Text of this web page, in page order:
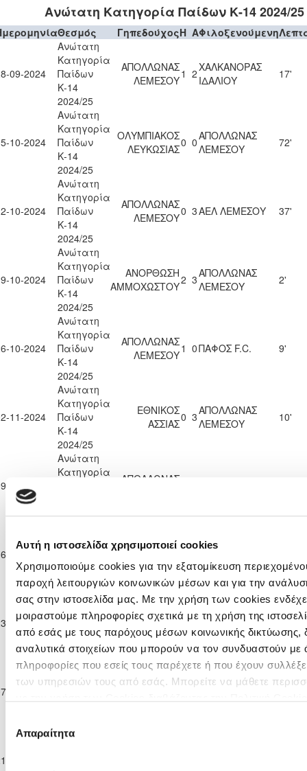
Αυτή η ιστοσελίδα χρησιμοποιεί cookies
Χρησιμοποιούμε cookies για την εξατομίκευση
παροχή λειτουργιών κοινωνικών μέσων και για την
σας στην ιστοσελίδα μας. Με την χρήση των cookies
μοιραστούμε πληροφορίες σχετικά με τη χρήση της
από εσάς με τους παρόχους μέσων κοινωνικής δικτύωσης,
αναλυτικά στοιχείων που μπορούν να τον συνδυαστούν με
πληροφορίες που εσείς τους παρέχετε ή που έχουν
των υπηρεσιών τους από εσάς. Μπορείτε να μάθετε
συγκατάθεσης
Απαραίτητα
Ανώτατη Κατηγορία Παίδων Κ-14 2024/25
Θεσμός ΓηπεδούχοςH AΦιλοξενούμενη
09-2024
Ανώτατη
Κατηγορία
Παίδων
Κ-14
2024/25
ΑΠΟΛΛΩΝΑΣ
ΛΕΜΕΣΟΥ1 2ΧΑΛΚΑΝΟΡΑΣ
ΙΔΑΛΙΟΥ
17'
10-2024
Ανώτατη
Κατηγορία
Παίδων
Κ-14
2024/25
ΟΛΥΜΠΙΑΚΟΣ
ΛΕΥΚΩΣΙΑΣ0 0ΑΠΟΛΛΩΝΑΣ
ΛΕΜΕΣΟΥ
72'
10-2024
Ανώτατη
Κατηγορία
Παίδων
Κ-14
2024/25
ΑΠΟΛΛΩΝΑΣ
ΛΕΜΕΣΟΥ0 3ΑΕΛ ΛΕΜΕΣΟΥ 37'
10-2024
Ανώτατη
Κατηγορία
Παίδων
Κ-14
2024/25
ΑΝΟΡΘΩΣΗ
ΑΜΜΟΧΩΣΤΟΥ2 3ΑΠΟΛΛΩΝΑΣ
ΛΕΜΕΣΟΥ
2'
10-2024
Ανώτατη
Κατηγορία
Παίδων
Κ-14
2024/25
ΑΠΟΛΛΩΝΑΣ
ΛΕΜΕΣΟΥ1 0ΠΑΦΟΣ F.C. 9'
11-2024
Ανώτατη
Κατηγορία
Παίδων
Κ-14
2024/25
ΕΘΝΙΚΟΣ
ΑΣΣΙΑΣ0 3ΑΠΟΛΛΩΝΑΣ
ΛΕΜΕΣΟΥ
10'
11-2024
Ανώτατη
Κατηγορία
2024/25
ΑΠΟΛΛΩΝΑΣ
11-2024
Κατηγορία
Κ-14
2024/25
ΑΟΑΝ ΑΓΙΑΣ
ΝΑΠΑΣ
ΑΠΟΛΛΩΝΑΣ
ΛΕΜΕΣΟΥ
11-2024
Ανώτατη
Κατηγορία
Παίδων
Κ-14
2024/25
ΑΠΟΛΛΩΝΑΣ
ΛΕΜΕΣΟΥ2 0 ΑΠΟΕΛ
ΛΕΥΚΩΣΙΑΣ
8'
12-2024
Ανώτατη
Κατηγορία
Παίδων
ΑΠΟΛΛΩΝΑΣ
0 ΝΕΑ ΣΑΛΑΜΙΝΑ
60'
12-2024
Ανώτατη